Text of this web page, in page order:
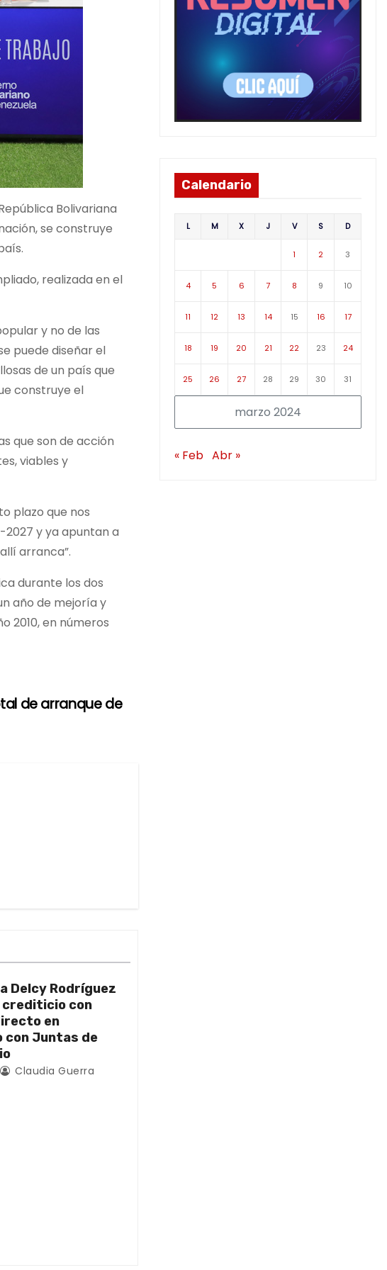
Bolivariana
se construye
realizada en el
y no de las
puede diseñar el
de un país que
construye el
que son de acción
viables y
plazo que nos
y ya apuntan a
arranca”.
durante los dos
año de mejoría y
2010, en números
de arranque de
Delcy Rodríguez
crediticio con
en
con Juntas de
Claudia Guerra
Calendario
marzo 2024
L M X J V S D
1 2 3
4 5 6 7 8 9 10
11 12 13 14 15 16 17
18 19 20 21 22 23 24
25 26 27 28 29 30 31
« Feb Abr »